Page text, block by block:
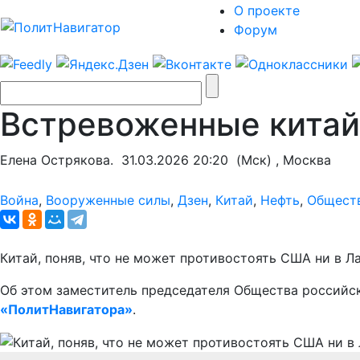
О проекте
Форум
Встревоженные
Елена Острякова. 31.03.2026 20:20 (Мск) , Москва
Война, Вооруженные силы, Дзен, Китай, Нефть,
Китай, поняв, что не может противостоять США ни в
Об этом заместитель председателя Общества
«ПолитНавигатора».